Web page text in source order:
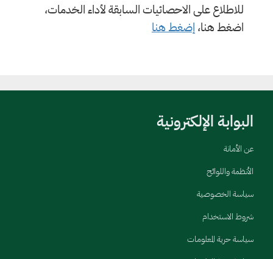
للاطلاع على الاحصائيات السابقة لأداء الخدمات،
اضغط هنا،إضغط هنا
البوابة الإلكترونية
عن الأمانة
الأنظمة واللوائح
سياسة الخصوصية
شروط الاستخدام
سياسة حرية المعلومات